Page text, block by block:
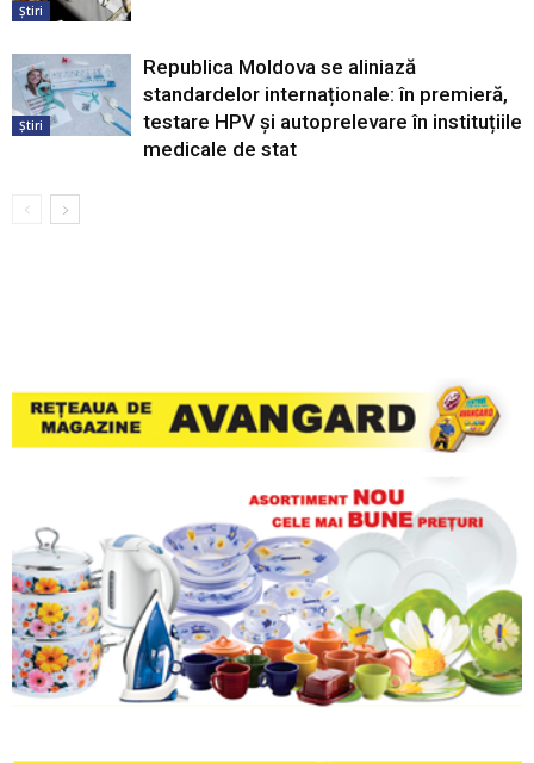
Știri
Știri
Republica Moldova se aliniază
standardelor internaționale: în premieră,
testare HPV și autoprelevare în instituțiile
medicale de stat